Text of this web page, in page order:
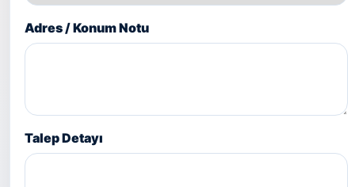
Adres / Konum Notu
Talep Detayı